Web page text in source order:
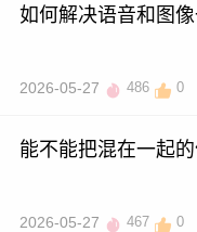
如何解决语音和图
2026-05-27 486 0
能不能把混在一起
2026-05-27 467 0